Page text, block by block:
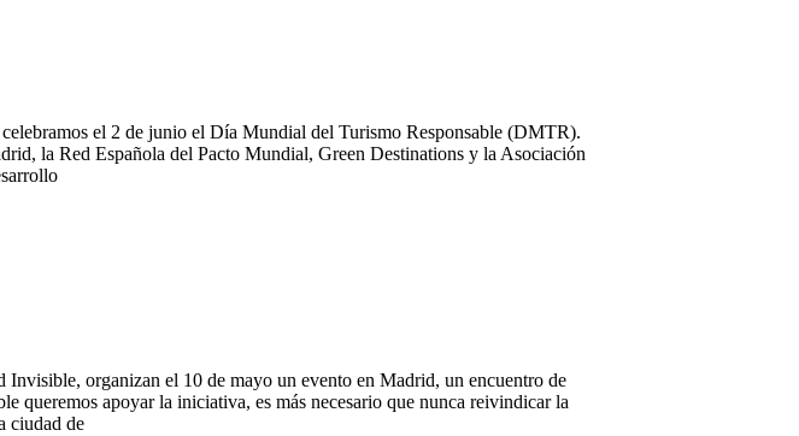
el 2 de junio el Día Mundial del Turismo Responsable (DMTR).
la Red Española del Pacto Mundial, Green Destinations y la Asociación
organizan el 10 de mayo un evento en Madrid, un encuentro de
queremos apoyar la iniciativa, es más necesario que nunca reivindicar la
ciudad de